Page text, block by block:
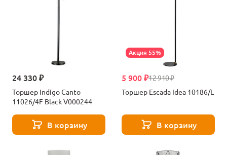
24 330 ₽
Торшер Indigo Canto
11026/4F Black V000244
В корзину
Акция 55%
12 910 ₽
5 900 ₽
Торшер Escada Idea 10186/L
В корзину